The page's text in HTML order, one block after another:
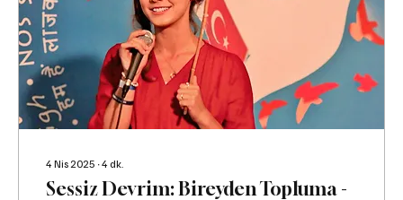
4 Nis 2025 ∙4 dk.
Sessiz Devrim: Bireyden Topluma -